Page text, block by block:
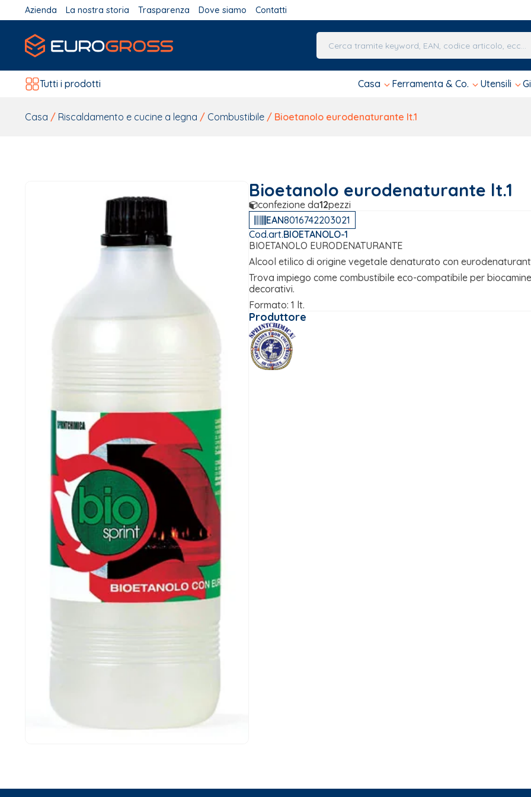
Azienda La nostra storia Trasparenza Dove siamo Contatti
Tutti i prodotti
Casa Ferramenta & Co. Utensili
Casa / Riscaldamento e cucine a legna / Combustibile / Bioetanolo eurodenaturante lt.1
Bioetanolo eurodenaturante lt.1
confezione da12pezzi
EAN8016742203021
Cod.art.BIOETANOLO-1
BIOETANOLO EURODENATURANTE
Alcool etilico di origine vegetale denaturato con
Trova impiego come combustibile eco-compatibile per
decorativi.
Formato: 1 lt.
Produttore